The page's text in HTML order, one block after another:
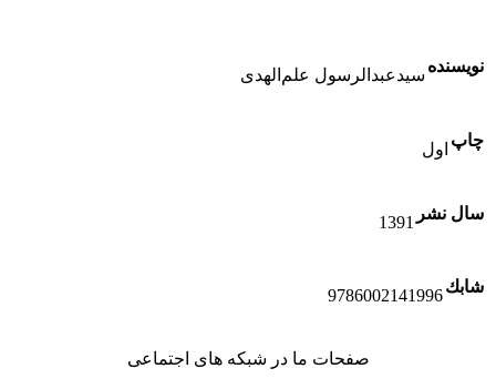
نویسنده سيدعبدالرسول علم‌الهدی
چاپ اول
سال نشر 1391
شابك9786002141996
صفحات ما در شبکه های اجتماعی